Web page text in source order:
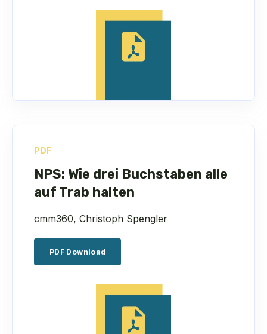
PDF
NPS: Wie drei Buchstaben alle
auf Trab halten
cmm360, Christoph Spengler
PDF Download